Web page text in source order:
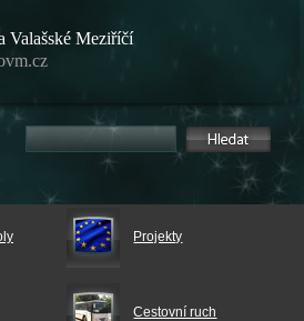
Valašské Meziříčí
Projekty
Cestovní ruch